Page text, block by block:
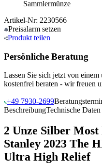
Sammlermünze
Artikel-Nr: 2230566
Preisalarm setzen
Produkt teilen
Persönliche Beratung
Lassen Sie sich jetzt von
kostenfrei beraten - wir freuen
+49 7930-2699
BeschreibungTechnische Daten
2 Unze Silber Most
Stanley 2023 The
Ultra High Relief